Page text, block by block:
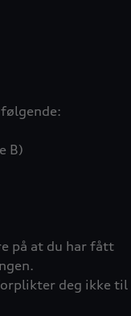
B)
på at du har fått
deg ikke til